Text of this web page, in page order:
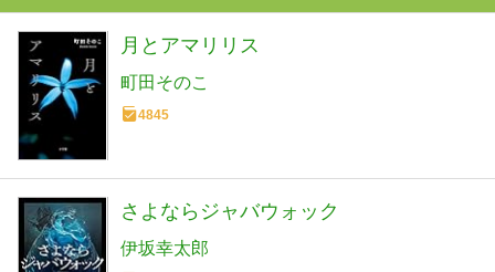
月とアマリリス
町田そのこ
4845
さよならジャバウォック
伊坂幸太郎